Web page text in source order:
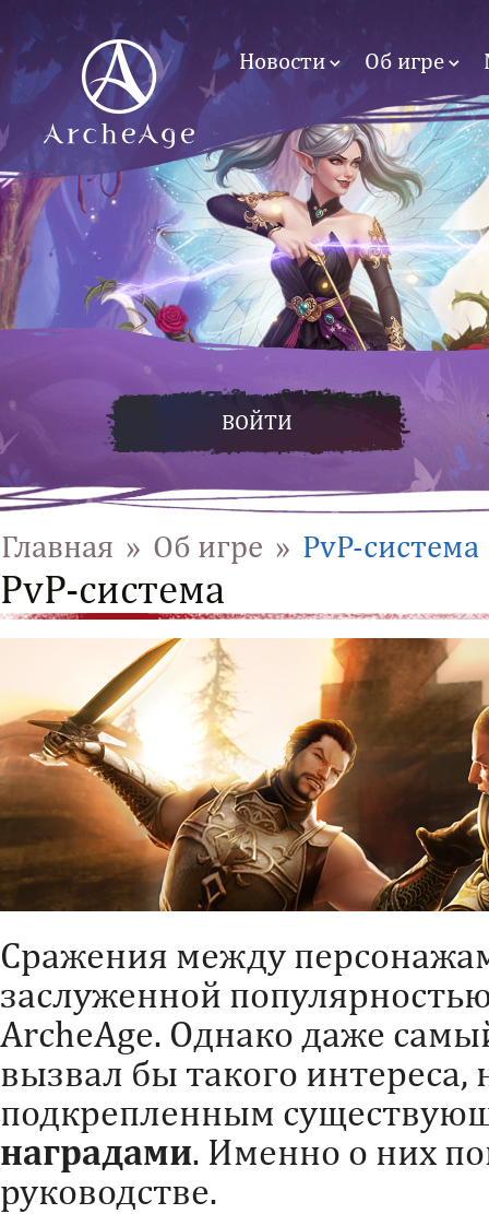
Новости Об игре
ВОЙТИ
Главная » Об игре » PvP-система
PvP-система
Сражения между
заслуженной
ArcheAge. Однако даже
вызвал бы такого интереса,
подкрепленным
наградами. Именно о них
руководстве.